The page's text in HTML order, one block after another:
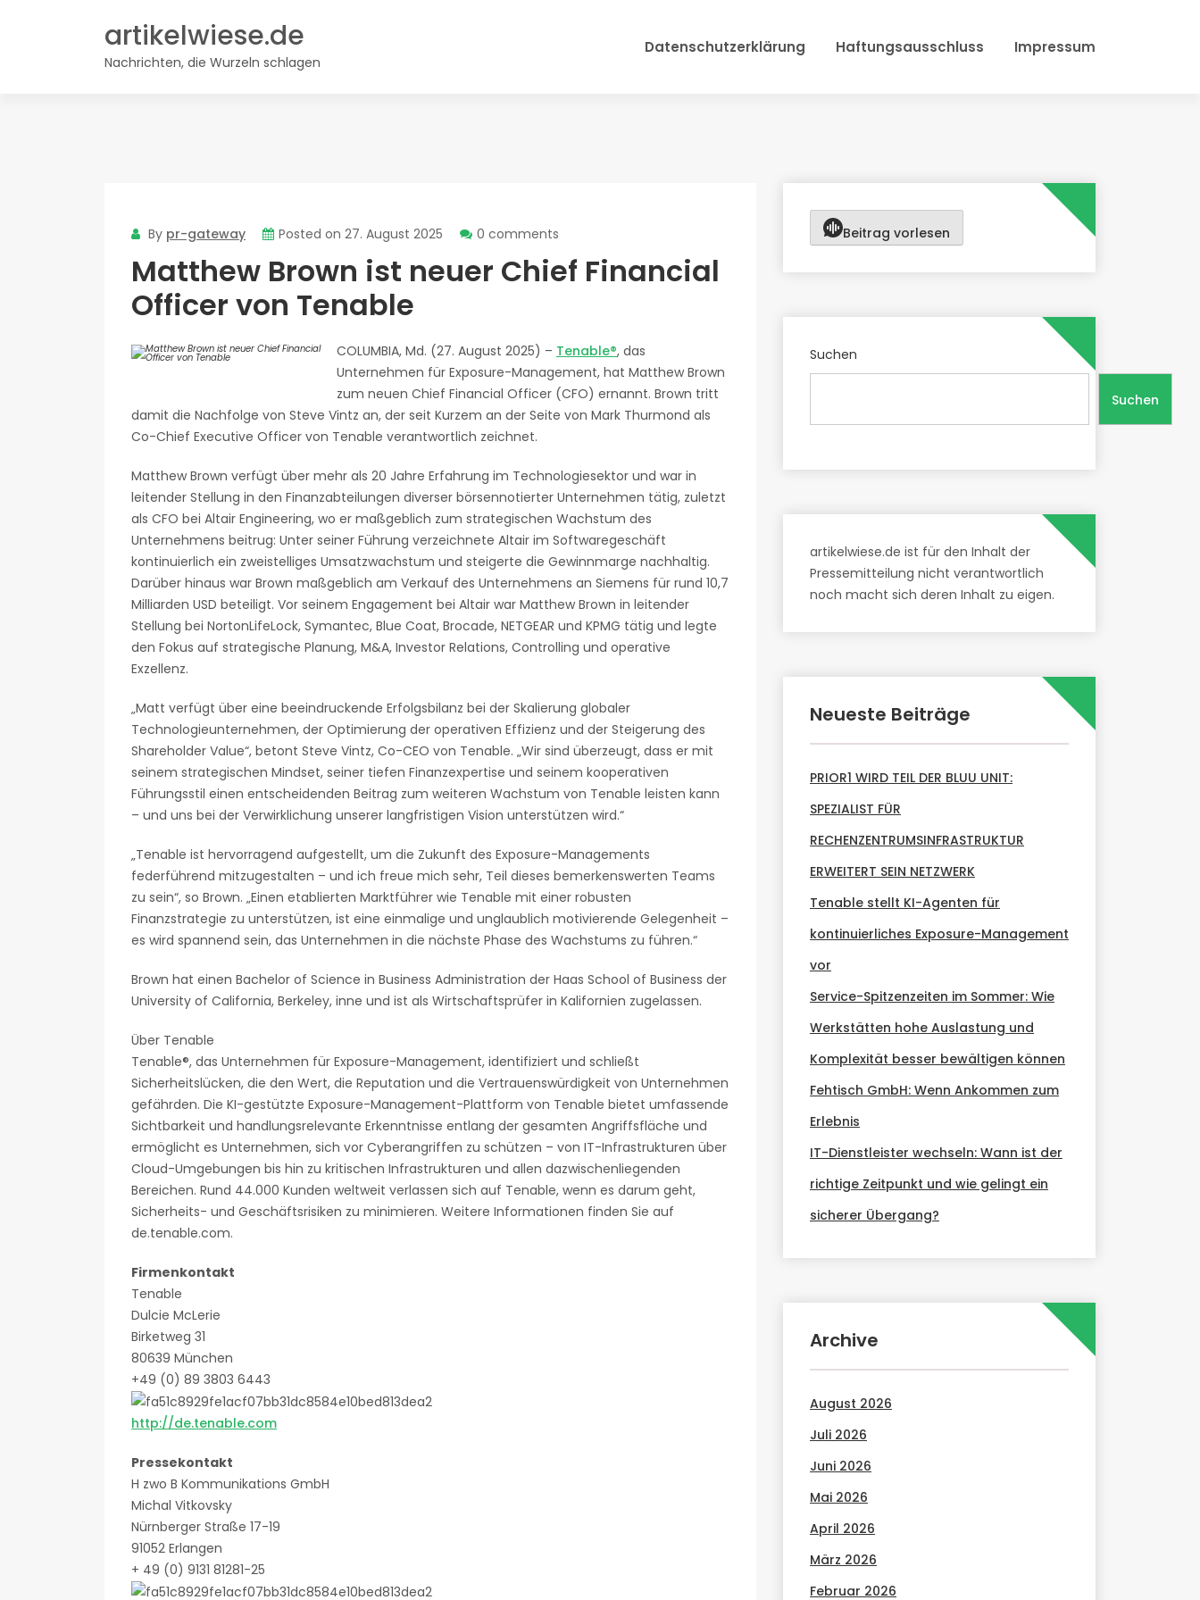
artikelwiese.de
Nachrichten, die Wurzeln schlagen
Datenschutzerklärung Haftungsausschluss Impressum
By pr-gateway Posted on 27. August 2025 0 comments
Matthew Brown ist neuer Chief Financial
Officer von Tenable
COLUMBIA, Md. (27. August 2025) – Tenable®, das
Unternehmen für Exposure-Management, hat Matthew Brown
zum neuen Chief Financial Officer (CFO) ernannt. Brown tritt
damit die Nachfolge von Steve Vintz an, der seit Kurzem an der Seite von Mark Thurmond als
Co-Chief Executive Officer von Tenable verantwortlich zeichnet.
Matthew Brown verfügt über mehr als 20 Jahre Erfahrung im Technologiesektor und war in
leitender Stellung in den Finanzabteilungen diverser börsennotierter Unternehmen tätig, zuletzt
als CFO bei Altair Engineering, wo er maßgeblich zum strategischen Wachstum des
Unternehmens beitrug: Unter seiner Führung verzeichnete Altair im Softwaregeschäft
kontinuierlich ein zweistelliges Umsatzwachstum und steigerte die Gewinnmarge nachhaltig.
Darüber hinaus war Brown maßgeblich am Verkauf des Unternehmens an Siemens für rund 10,7
Milliarden USD beteiligt. Vor seinem Engagement bei Altair war Matthew Brown in leitender
Stellung bei NortonLifeLock, Symantec, Blue Coat, Brocade, NETGEAR und KPMG tätig und legte
den Fokus auf strategische Planung, M&A, Investor Relations, Controlling und operative
Exzellenz.
„Matt verfügt über eine beeindruckende Erfolgsbilanz bei der Skalierung globaler
Technologieunternehmen, der Optimierung der operativen Effizienz und der Steigerung des
Shareholder Value“, betont Steve Vintz, Co-CEO von Tenable. „Wir sind überzeugt, dass er mit
seinem strategischen Mindset, seiner tiefen Finanzexpertise und seinem kooperativen
Führungsstil einen entscheidenden Beitrag zum weiteren Wachstum von Tenable leisten kann
– und uns bei der Verwirklichung unserer langfristigen Vision unterstützen wird.“
„Tenable ist hervorragend aufgestellt, um die Zukunft des Exposure-Managements
federführend mitzugestalten – und ich freue mich sehr, Teil dieses bemerkenswerten Teams
zu sein“, so Brown. „Einen etablierten Marktführer wie Tenable mit einer robusten
Finanzstrategie zu unterstützen, ist eine einmalige und unglaublich motivierende Gelegenheit –
es wird spannend sein, das Unternehmen in die nächste Phase des Wachstums zu führen.“
Brown hat einen Bachelor of Science in Business Administration der Haas School of Business der
University of California, Berkeley, inne und ist als Wirtschaftsprüfer in Kalifornien zugelassen.
Über Tenable
Tenable®, das Unternehmen für Exposure-Management, identifiziert und schließt
Sicherheitslücken, die den Wert, die Reputation und die Vertrauenswürdigkeit von Unternehmen
gefährden. Die KI-gestützte Exposure-Management-Plattform von Tenable bietet umfassende
Sichtbarkeit und handlungsrelevante Erkenntnisse entlang der gesamten Angriffsfläche und
ermöglicht es Unternehmen, sich vor Cyberangriffen zu schützen – von IT-Infrastrukturen über
Cloud-Umgebungen bis hin zu kritischen Infrastrukturen und allen dazwischenliegenden
Bereichen. Rund 44.000 Kunden weltweit verlassen sich auf Tenable, wenn es darum geht,
Sicherheits- und Geschäftsrisiken zu minimieren. Weitere Informationen finden Sie auf
de.tenable.com.
Firmenkontakt
Tenable
Dulcie McLerie
Birketweg 31
80639 München
+49 (0) 89 3803 6443
http://de.tenable.com
Pressekontakt
H zwo B Kommunikations GmbH
Michal Vitkovsky
Nürnberger Straße 17-19
91052 Erlangen
+ 49 (0) 9131 81281-25
Beitrag vorlesen
Suchen
Suchen
artikelwiese.de ist für den Inhalt der
Pressemitteilung nicht verantwortlich
noch macht sich deren Inhalt zu eigen.
Neueste Beiträge
PRIOR1 WIRD TEIL DER BLUU UNIT:
SPEZIALIST FÜR
RECHENZENTRUMSINFRASTRUKTUR
ERWEITERT SEIN NETZWERK
Tenable stellt KI-Agenten für
kontinuierliches Exposure-Management
vor
Service-Spitzenzeiten im Sommer: Wie
Werkstätten hohe Auslastung und
Komplexität besser bewältigen können
Fehtisch GmbH: Wenn Ankommen zum
Erlebnis
IT-Dienstleister wechseln: Wann ist der
richtige Zeitpunkt und wie gelingt ein
sicherer Übergang?
Archive
August 2026
Juli 2026
Juni 2026
Mai 2026
April 2026
März 2026
Februar 2026